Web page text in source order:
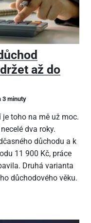
až do
3 minuty
toho na mě už moc.
dva roky.
důchodu a k
11 900 Kč, práce
Druhá varianta
důchodového věku.